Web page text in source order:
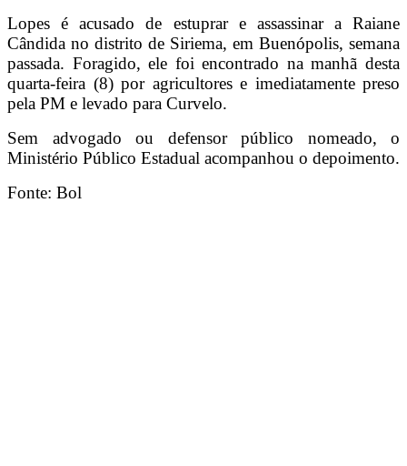
Lopes é acusado de estuprar e assassinar a Raiane
Cândida no distrito de Siriema, em Buenópolis, semana
passada. Foragido, ele foi encontrado na manhã desta
quarta-feira (8) por agricultores e imediatamente preso
pela PM e levado para Curvelo.
Sem advogado ou defensor público nomeado, o
Ministério Público Estadual acompanhou o depoimento.
Fonte: Bol